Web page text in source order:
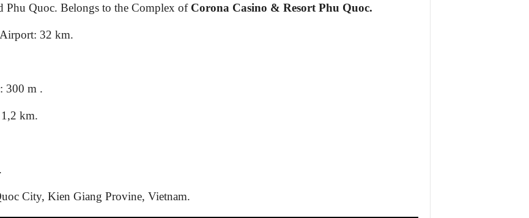
Phu Quoc. Belongs to the Complex of Corona Casino & Resort Phu Quoc.
32 km.
300 m .
km.
City, Kien Giang Provine, Vietnam.